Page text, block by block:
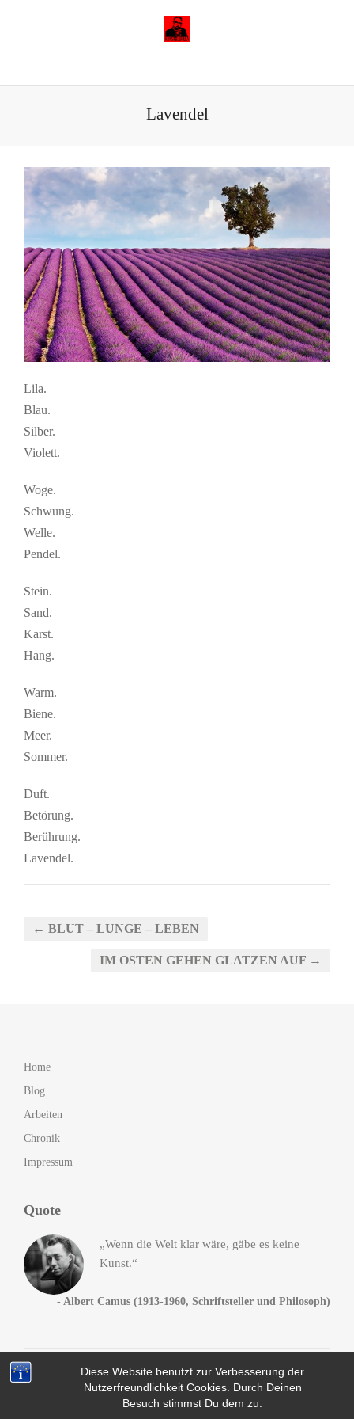
Diese Website benutzt zur Verbesserung der
Nutzerfreundlichkeit Cookies. Durch Deinen
Besuch stimmst Du dem zu.
Lavendel
Lila.
Blau.
Silber.
Violett.
Woge.
Schwung.
Welle.
Pendel.
Stein.
Sand.
Karst.
Hang.
Warm.
Biene.
Meer.
Sommer.
Duft.
Betörung.
Berührung.
Lavendel.
← BLUT – LUNGE – LEBEN
IM OSTEN GEHEN GLATZEN AUF →
Home
Blog
Arbeiten
Chronik
Impressum
Quote
„Wenn die Welt klar wäre, gäbe es keine
Kunst.“
- Albert Camus (1913-1960, Schriftsteller und Philosoph)
. All Rights Reserved, da Fuck!